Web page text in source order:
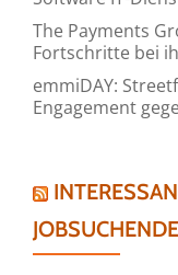
The Payments
Fortschritte bei
emmiDAY:
Engagement